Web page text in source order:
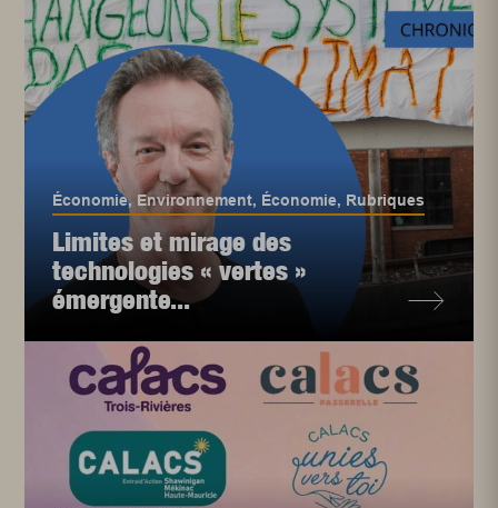
Économie, Environnement, Économie, Rubriques
Limites et mirage des
technologies « vertes »
émergente...